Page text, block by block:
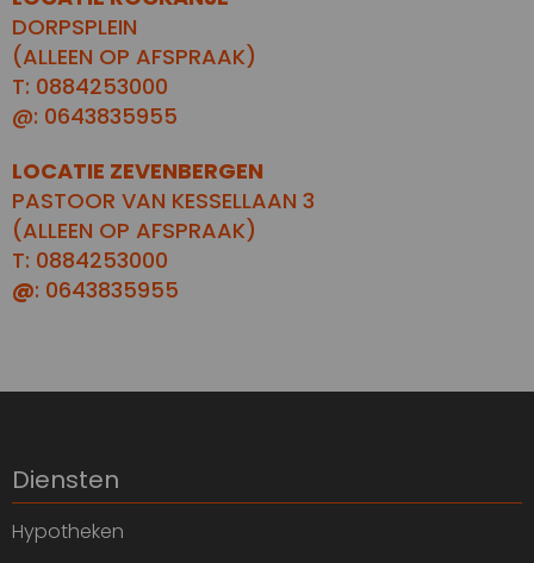
DORPSPLEIN
(ALLEEN OP AFSPRAAK)
T: 0884253000
@: 0643835955
LOCATIE ZEVENBERGEN
PASTOOR VAN KESSELLAAN 3
(ALLEEN OP AFSPRAAK)
T: 0884253000
@: 0643835955
Diensten
Hypotheken